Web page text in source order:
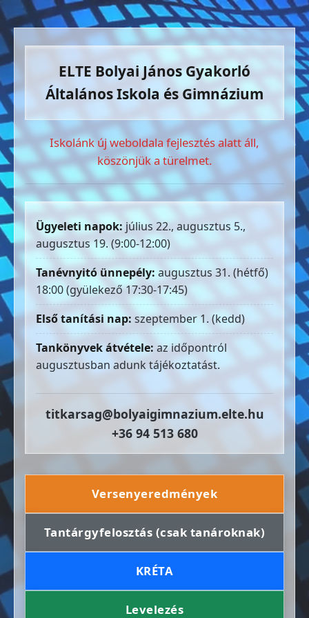
ELTE Bolyai János Gyakorló
Általános Iskola és Gimnázium
Iskolánk új weboldala fejlesztés alatt áll,
köszönjük a türelmet.
Ügyeleti napok: július 22., augusztus 5.,
augusztus 19. (9:00-12:00)
Tanévnyitó ünnepély: augusztus 31. (hétfő)
18:00 (gyülekező 17:30-17:45)
Első tanítási nap: szeptember 1. (kedd)
Tankönyvek átvétele: az időpontról
augusztusban adunk tájékoztatást.
titkarsag@bolyaigimnazium.elte.hu
+36 94 513 680
Versenyeredmények
Tantárgyfelosztás (csak tanároknak)
KRÉTA
Levelezés